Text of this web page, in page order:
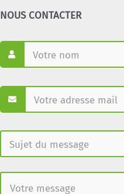
NOUS CONTACTER